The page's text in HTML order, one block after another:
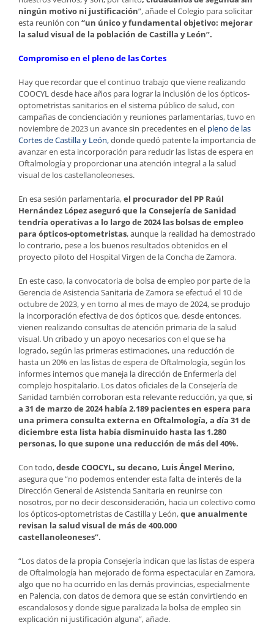
ningún motivo ni justificación”, añade el Colegio para solicitar
esta reunión con “un único y fundamental objetivo: mejorar
la salud visual de la población de Castilla y León”.
Compromiso en el pleno de las Cortes
Hay que recordar que el continuo trabajo que viene realizando
COOCYL desde hace años para lograr la inclusión de los ópticos-
optometristas sanitarios en el sistema público de salud, con
campañas de concienciación y reuniones parlamentarias, tuvo en
noviembre de 2023 un avance sin precedentes en el pleno de las
Cortes de Castilla y León,donde quedó patente la importancia de
avanzar en esta incorporación para reducir las listas de espera en
Oftalmología y proporcionar una atención integral a la salud
visual de los castellanoleoneses.
En esa sesión parlamentaria,el procurador del PP Raúl
Hernández López aseguró que la Consejería de Sanidad
tendría operativas a lo largo de 2024 las bolsas de empleo
para ópticos-optometristas, aunque la realidad ha demostrado
lo contrario, pese a los buenos resultados obtenidos en el
proyecto piloto del Hospital Virgen de la Concha de Zamora.
En este caso, la convocatoria de bolsa de empleo por parte de la
Gerencia de Asistencia Sanitaria de Zamora se efectuó el 10 de
octubre de 2023, y en torno al mes de mayo de 2024, se produjo
la incorporación efectiva de dos ópticos que, desde entonces,
vienen realizando consultas de atención primaria de la salud
visual. Un cribado y un apoyo necesarios con el que se ha
logrado, según las primeras estimaciones, una reducción de
hasta un 20% en las listas de espera de Oftalmología, según los
informes internos que maneja la dirección de Enfermería del
complejo hospitalario. Los datos oficiales de la Consejería de
Sanidad también corroboran esta relevante reducción, ya que,si
a 31 de marzo de 2024 había 2.189 pacientes en espera para
una primera consulta externa en Oftalmología, a día 31 de
diciembre esta lista había disminuido hasta las 1.280
personas, lo que supone una reducción de más del 40%.
Con todo,desde COOCYL, su decano, Luis Ángel Merino,
asegura que “no podemos entender esta falta de interés de la
Dirección General de Asistencia Sanitaria en reunirse con
nosotros, por no decir desconsideración, hacia un colectivo como
los ópticos-optometristas de Castilla y León,que anualmente
revisan la salud visual de más de 400.000
castellanoleoneses”.
“Los datos de la propia Consejería indican que las listas de espera
de Oftalmología han mejorado de forma espectacular en Zamora,
algo que no ha ocurrido en las demás provincias, especialmente
en Palencia, con datos de demora que se están convirtiendo en
escandalosos y donde sigue paralizada la bolsa de empleo sin
explicación ni justificación alguna”, añade.